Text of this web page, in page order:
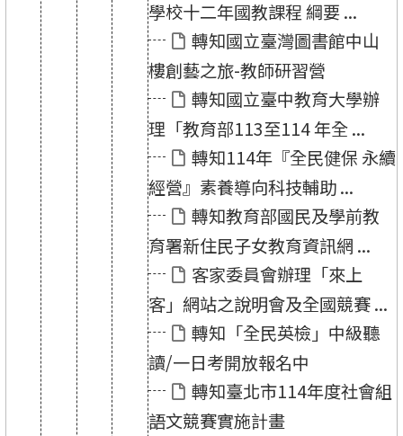
學校十二年國教課程 綱要 ...
轉知國立臺灣圖書館中山
樓創藝之旅-教師研習營
轉知國立臺中教育大學辦
理「教育部113至114 年全 ...
轉知114年『全民健保 永續
經營』素養導向科技輔助 ...
轉知教育部國民及學前教
育署新住民子女教育資訊網 ...
客家委員會辦理「來上
客」網站之說明會及全國競賽 ...
轉知「全民英檢」中級聽
讀/一日考開放報名中
轉知臺北市114年度社會組
語文競賽實施計畫